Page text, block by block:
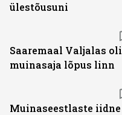
ülestõusuni
Saaremaal Valjalas oli
muinasaja lõpus linn
Muinaseestlaste iidne